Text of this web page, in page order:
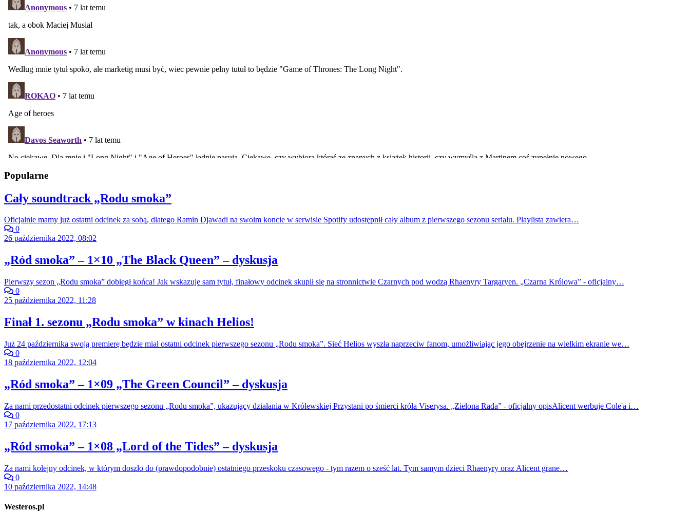
Popularne
Cały soundtrack „Rodu smoka”
Oficjalnie mamy już ostatni odcinek za sobą, dlatego Ramin Djawadi na swoim koncie w serwisie Spotify udostępnił cały album z pierwszego sezonu serialu. Playlista zawiera…
0
26 października 2022, 08:02
„Ród smoka” – 1×10 „The Black Queen” – dyskusja
Pierwszy sezon „Rodu smoka” dobiegł końca! Jak wskazuje sam tytuł, finałowy odcinek skupił się na stronnictwie Czarnych pod wodzą Rhaenyry Targaryen. „Czarna Królowa” - oficjalny…
0
25 października 2022, 11:28
Finał 1. sezonu „Rodu smoka” w kinach Helios!
Już 24 października swoją premierę będzie miał ostatni odcinek pierwszego sezonu „Rodu smoka”. Sieć Helios wyszła naprzeciw fanom, umożliwiając jego obejrzenie na wielkim ekranie we…
0
18 października 2022, 12:04
„Ród smoka” – 1×09 „The Green Council” – dyskusja
Za nami przedostatni odcinek pierwszego sezonu „Rodu smoka”, ukazujący działania w Królewskiej Przystani po śmierci króla Viserysa. „Zielona Rada” - oficjalny opisAlicent werbuje Cole'a i…
0
17 października 2022, 17:13
„Ród smoka” – 1×08 „Lord of the Tides” – dyskusja
Za nami kolejny odcinek, w którym doszło do (prawdopodobnie) ostatniego przeskoku czasowego - tym razem o sześć lat. Tym samym dzieci Rhaenyry oraz Alicent grane…
0
10 października 2022, 14:48
Westeros.pl